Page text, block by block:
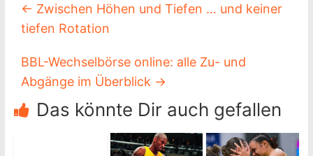
← Zwischen Höhen und Tiefen … und keiner
tiefen Rotation
BBL-Wechselbörse online: alle Zu- und
Abgänge im Überblick →
Das könnte Dir auch gefallen